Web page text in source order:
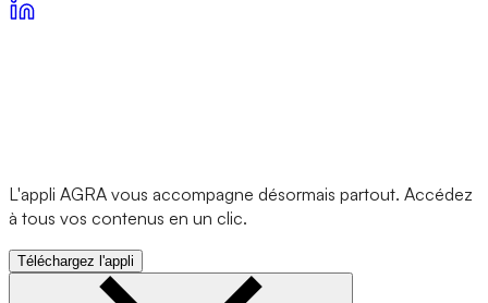
L'appli AGRA vous accompagne désormais partout. Accédez
à tous vos contenus en un clic.
Téléchargez l'appli